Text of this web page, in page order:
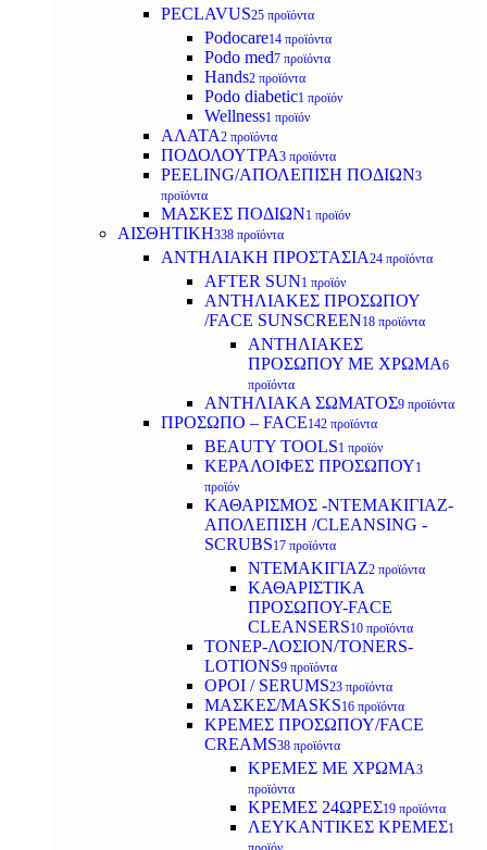
PECLAVUS25 προϊόντα
Podocare14 προϊόντα
Podo med7 προϊόντα
Hands2 προϊόντα
Podo diabetic1 προϊόν
Wellness1 προϊόν
ΑΛΑΤΑ2 προϊόντα
ΠΟΔΟΛΟΥΤΡΑ3 προϊόντα
PEELING/ΑΠΟΛΕΠΙΣΗ ΠΟΔΙΩΝ3
προϊόντα
ΜΑΣΚΕΣ ΠΟΔΙΩΝ1 προϊόν
ΑΙΣΘΗΤΙΚΗ338 προϊόντα
ΑΝΤΗΛΙΑΚΗ ΠΡΟΣΤΑΣΙΑ24 προϊόντα
AFTER SUN1 προϊόν
ΑΝΤΗΛΙΑΚΕΣ ΠΡΟΣΩΠΟΥ
/FACE SUNSCREEN18 προϊόντα
ΑΝΤΗΛΙΑΚΕΣ
ΠΡΟΣΩΠΟΥ ΜΕ ΧΡΩΜΑ6
προϊόντα
ΑΝΤΗΛΙΑΚΑ ΣΩΜΑΤΟΣ9 προϊόντα
ΠΡΟΣΩΠΟ – FACE142 προϊόντα
BEAUTY TOOLS1 προϊόν
ΚΕΡΑΛΟΙΦΕΣ ΠΡΟΣΩΠΟΥ1
προϊόν
ΚΑΘΑΡΙΣΜΟΣ -ΝΤΕΜΑΚΙΓΙΑΖ-
ΑΠΟΛΕΠΙΣΗ /CLEANSING -
SCRUBS17 προϊόντα
ΝΤΕΜΑΚΙΓΙΑΖ2 προϊόντα
ΚΑΘΑΡΙΣΤΙΚΑ
ΠΡΟΣΩΠΟΥ-FACE
CLEANSERS10 προϊόντα
ΤΟΝΕΡ-ΛΟΣΙΟΝ/TONERS-
LOTIONS9 προϊόντα
ΟΡΟΙ / SERUMS23 προϊόντα
ΜΑΣΚΕΣ/MASKS16 προϊόντα
ΚΡΕΜΕΣ ΠΡΟΣΩΠΟΥ/FACE
CREAMS38 προϊόντα
ΚΡΕΜΕΣ ΜΕ ΧΡΩΜΑ3
προϊόντα
ΚΡΕΜΕΣ 24ΩΡΕΣ19 προϊόντα
ΛΕΥΚΑΝΤΙΚΕΣ ΚΡΕΜΕΣ1